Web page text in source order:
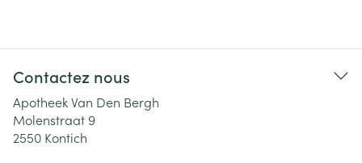
Contactez nous
Apotheek Van Den Bergh
Molenstraat 9
2550 Kontich